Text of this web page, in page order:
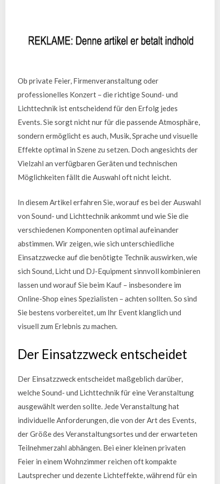
Ob private Feier, Firmenveranstaltung oder
professionelles Konzert – die richtige Sound- und
Lichttechnik ist entscheidend für den Erfolg jedes
Events. Sie sorgt nicht nur für die passende Atmosphäre,
sondern ermöglicht es auch, Musik, Sprache und visuelle
Effekte optimal in Szene zu setzen. Doch angesichts der
Vielzahl an verfügbaren Geräten und technischen
Möglichkeiten fällt die Auswahl oft nicht leicht.
In diesem Artikel erfahren Sie, worauf es bei der Auswahl
von Sound- und Lichttechnik ankommt und wie Sie die
verschiedenen Komponenten optimal aufeinander
abstimmen. Wir zeigen, wie sich unterschiedliche
Einsatzzwecke auf die benötigte Technik auswirken, wie
sich Sound, Licht und DJ-Equipment sinnvoll kombinieren
lassen und worauf Sie beim Kauf – insbesondere im
Online-Shop eines Spezialisten – achten sollten. So sind
Sie bestens vorbereitet, um Ihr Event klanglich und
visuell zum Erlebnis zu machen.
Der Einsatzzweck entscheidet
Der Einsatzzweck entscheidet maßgeblich darüber,
welche Sound- und Lichttechnik für eine Veranstaltung
ausgewählt werden sollte. Jede Veranstaltung hat
individuelle Anforderungen, die von der Art des Events,
der Größe des Veranstaltungsortes und der erwarteten
Teilnehmerzahl abhängen. Bei einer kleinen privaten
Feier in einem Wohnzimmer reichen oft kompakte
Lautsprecher und dezente Lichteffekte, während für ein